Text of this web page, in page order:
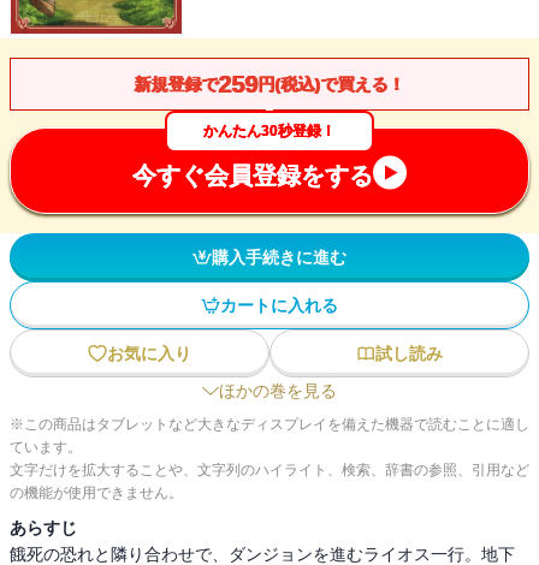
新規登録で259円(税込)で買える！
かんたん30秒登録！
今すぐ会員登録をする
購入手続きに進む
カートに入れる
お気に入り
試し読み
ほかの巻を見る
※この商品はタブレットなど大きなディスプレイを備えた機器で読むことに適し
ています。
文字だけを拡大することや、文字列のハイライト、検索、辞書の参照、引用など
の機能が使用できません。
あらすじ
餓死の恐れと隣り合わせで、ダンジョンを進むライオス一行。地下